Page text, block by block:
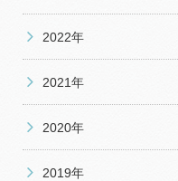
2022年
2021年
2020年
2019年